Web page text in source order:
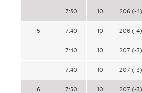
7:30 10 206 (-4)
5 7:40 10 206 (-4)
7:40 10 207 (-3)
7:40 10 207 (-3)
6 7:50 10 207 (-3)